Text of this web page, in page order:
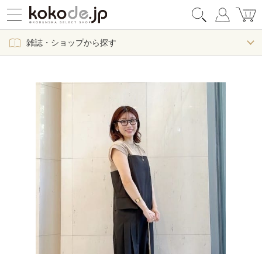
雑誌・ショップから探す